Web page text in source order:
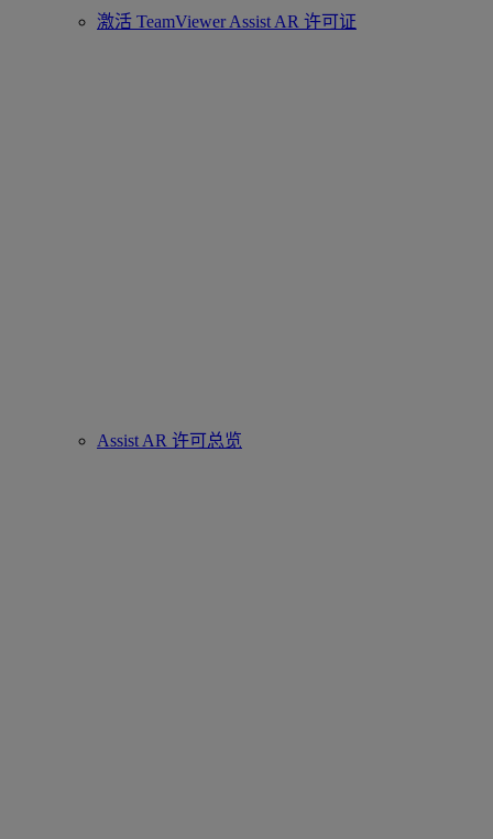
激活 TeamViewer Assist AR 许可证
Assist AR 许可总览